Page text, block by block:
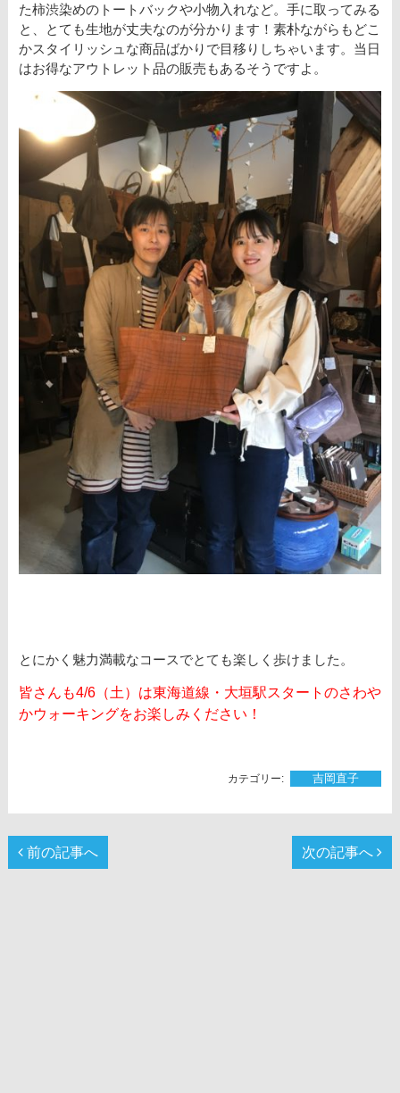
た柿渋染めのトートバックや小物入れなど。手に取ってみる
と、とても生地が丈夫なのが分かります！素朴ながらもどこ
かスタイリッシュな商品ばかりで目移りしちゃいます。当日
はお得なアウトレット品の販売もあるそうですよ。
とにかく魅力満載なコースでとても楽しく歩けました。
皆さんも4/6（土）は東海道線・大垣駅スタートのさわや
かウォーキングをお楽しみください！
吉岡直子
前の記事へ 次の記事へ